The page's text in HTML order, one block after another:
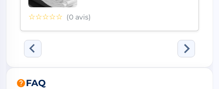
☆☆☆☆☆ (0 avis)
FAQ